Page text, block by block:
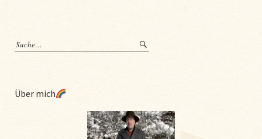
Über mich